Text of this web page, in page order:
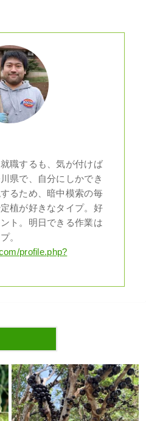
職するも、気が付けば
県で、自分にしかでき
るため、暗中模索の毎
植が好きなタイプ。好
ト。明日できる作業は
。
profile.php?